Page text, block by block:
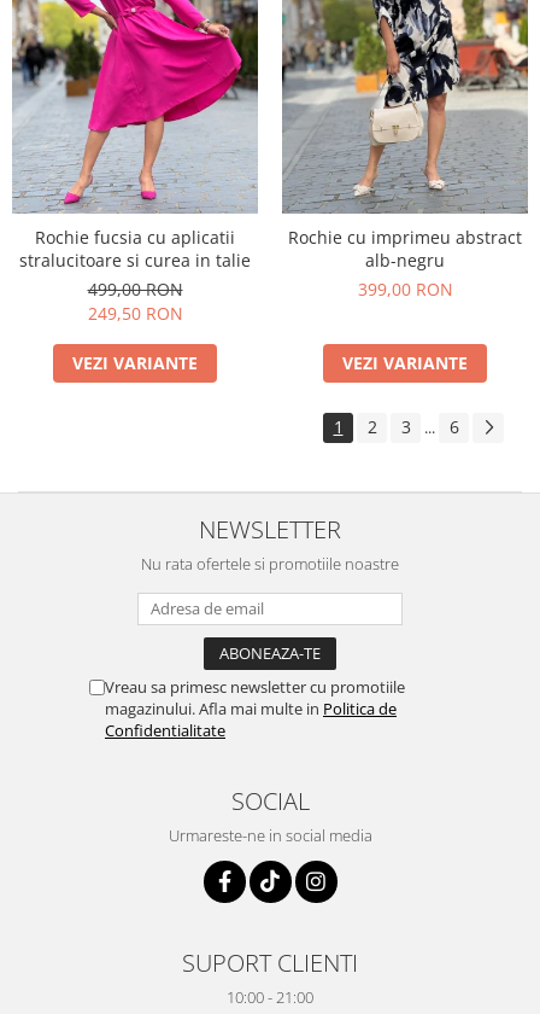
Rochie fucsia cu aplicatii
stralucitoare si curea in talie
499,00 RON
249,50 RON
VEZI VARIANTE
Rochie cu imprimeu abstract
alb-negru
399,00 RON
VEZI VARIANTE
1 2 3 ... 6
NEWSLETTER
Nu rata ofertele si promotiile noastre
Vreau sa primesc newsletter cu promotiile
magazinului. Afla mai multe in Politica de
Confidentialitate
SOCIAL
Urmareste-ne in social media
SUPORT CLIENTI
10:00 - 21:00